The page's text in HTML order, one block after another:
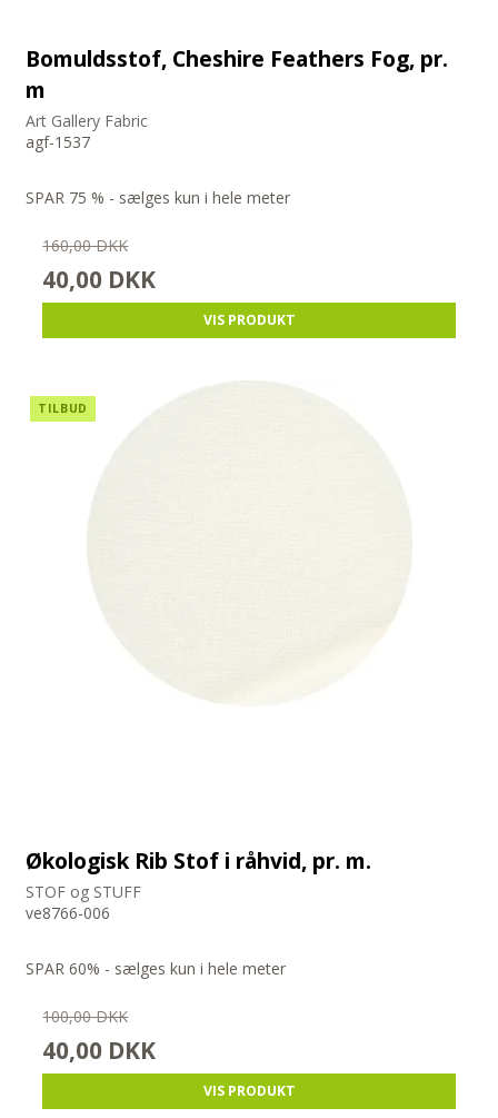
Bomuldsstof, Cheshire Feathers Fog, pr.
m
Art Gallery Fabric
agf-1537
SPAR 75 % - sælges kun i hele meter
160,00 DKK
40,00 DKK
VIS PRODUKT
TILBUD
Økologisk Rib Stof i råhvid, pr. m.
STOF og STUFF
ve8766-006
SPAR 60% - sælges kun i hele meter
100,00 DKK
40,00 DKK
VIS PRODUKT